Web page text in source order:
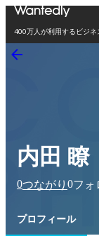
400万人が利用するビジネ
内田 瞭
0つながり 0フォ
プロフィール